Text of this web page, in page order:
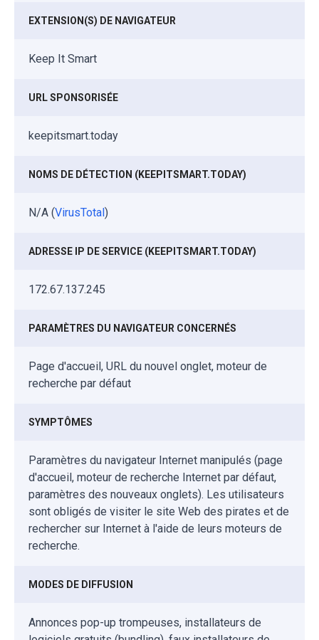
EXTENSION(S) DE NAVIGATEUR
Keep It Smart
URL SPONSORISÉE
keepitsmart.today
NOMS DE DÉTECTION (KEEPITSMART.TODAY)
N/A (VirusTotal )
ADRESSE IP DE SERVICE (KEEPITSMART.TODAY)
172.67.137.245
PARAMÈTRES DU NAVIGATEUR CONCERNÉS
Page d'accueil, URL du nouvel onglet, moteur de
recherche par défaut
SYMPTÔMES
Paramètres du navigateur Internet manipulés (page
d'accueil, moteur de recherche Internet par défaut,
paramètres des nouveaux onglets). Les utilisateurs
sont obligés de visiter le site Web des pirates et de
rechercher sur Internet à l'aide de leurs moteurs de
recherche.
MODES DE DIFFUSION
Annonces pop-up trompeuses, installateurs de